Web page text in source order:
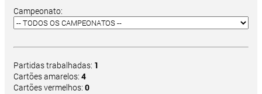
Campeonato:
Partidas trabalhadas: 1
Cartões amarelos: 4
Cartões vermelhos: 0